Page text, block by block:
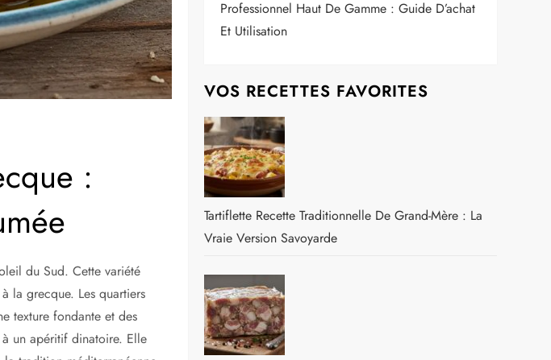
:
du Sud. Cette variété
la grecque. Les quartiers
texture fondante et des
un apéritif dinatoire. Elle
Professionnel Haut De Gamme : Guide D’achat
Et Utilisation
VOS RECETTES FAVORITES
Tartiflette Recette Traditionnelle De Grand-Mère : La
Vraie Version Savoyarde